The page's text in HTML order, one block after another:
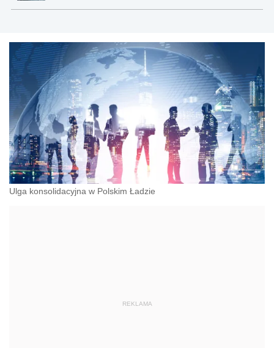
Ulga konsolidacyjna w Polskim Ładzie